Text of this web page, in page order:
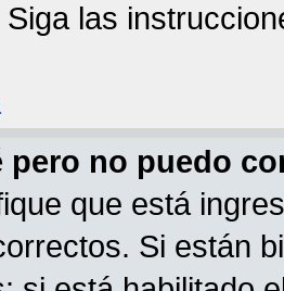
Siga las
pero no puedo
que está
Si están